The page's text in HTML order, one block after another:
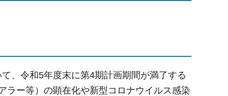
、令和5年度末に第4期計画期間が満了する
ラー等）の顕在化や新型コロナウイルス感染